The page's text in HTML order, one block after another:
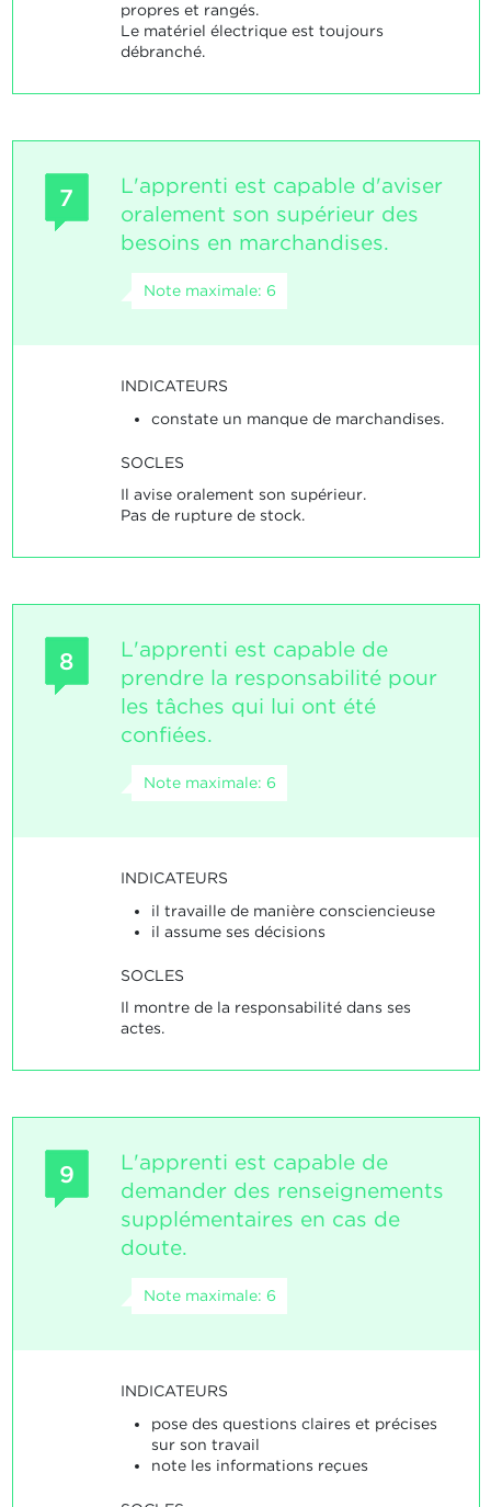
propres et rangés.
Le matériel électrique est toujours
débranché.
7
L'apprenti est capable d'aviser
oralement son supérieur des
besoins en marchandises.
Note maximale: 6
INDICATEURS
constate un manque de marchandises.
SOCLES
Il avise oralement son supérieur.
Pas de rupture de stock.
8
L'apprenti est capable de
prendre la responsabilité pour
les tâches qui lui ont été
confiées.
Note maximale: 6
INDICATEURS
il travaille de manière consciencieuse
il assume ses décisions
SOCLES
Il montre de la responsabilité dans ses
actes.
9
L'apprenti est capable de
demander des renseignements
supplémentaires en cas de
doute.
Note maximale: 6
INDICATEURS
pose des questions claires et précises
sur son travail
note les informations reçues